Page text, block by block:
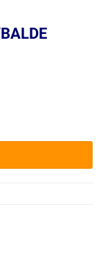
cantidad